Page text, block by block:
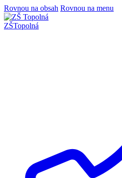
Rovnou na obsah Rovnou na menu
ZŠTopolná